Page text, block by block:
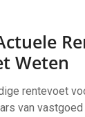
Weten
rentevoet
van